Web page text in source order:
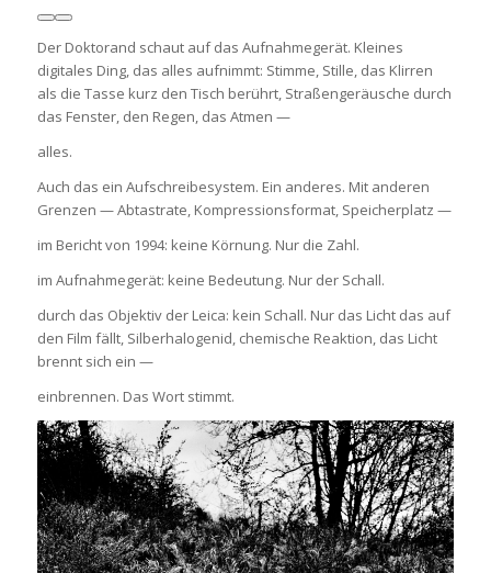
Der Doktorand schaut auf das Aufnahmegerät. Kleines
digitales Ding, das alles aufnimmt: Stimme, Stille, das Klirren
als die Tasse kurz den Tisch berührt, Straßengeräusche durch
das Fenster, den Regen, das Atmen —
alles.
Auch das ein Aufschreibesystem. Ein anderes. Mit anderen
Grenzen — Abtastrate, Kompressionsformat, Speicherplatz —
im Bericht von 1994: keine Körnung. Nur die Zahl.
im Aufnahmegerät: keine Bedeutung. Nur der Schall.
durch das Objektiv der Leica: kein Schall. Nur das Licht das auf
den Film fällt, Silberhalogenid, chemische Reaktion, das Licht
brennt sich ein —
einbrennen. Das Wort stimmt.